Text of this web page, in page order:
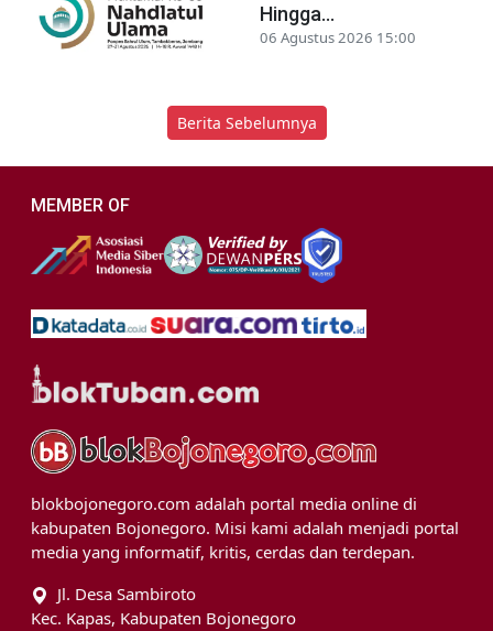
Hingga...
06 Agustus 2026 15:00
Berita Sebelumnya
MEMBER OF
blokbojonegoro.com adalah portal media online di
kabupaten Bojonegoro. Misi kami adalah menjadi portal
media yang informatif, kritis, cerdas dan terdepan.
Jl. Desa Sambiroto
Kec. Kapas, Kabupaten Bojonegoro